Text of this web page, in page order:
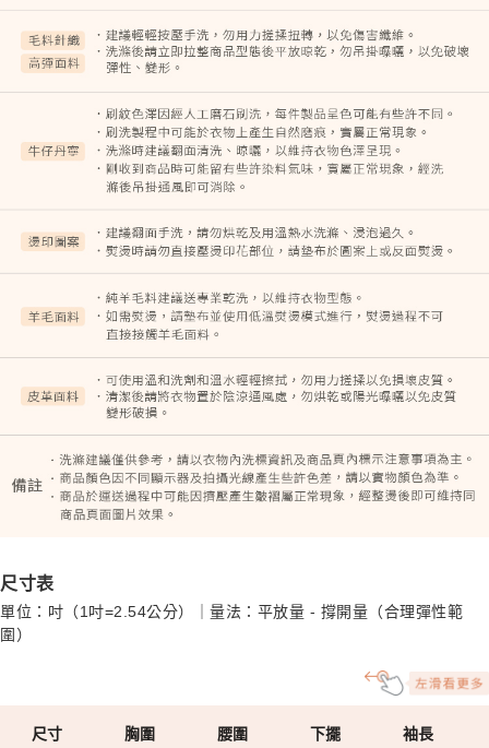
尺寸表
單位：吋（1吋=2.54公分）｜量法：平放量 - 撐開量（合理彈性範
圍）
尺寸 胸圍 腰圍 下擺 袖長